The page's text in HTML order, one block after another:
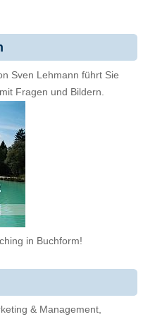
Sven Lehmann führt Sie
Fragen und Bildern.
in Buchform!
& Management,